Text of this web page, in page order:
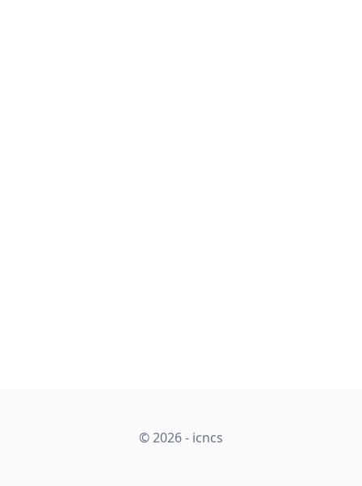
© 2026 - icncs